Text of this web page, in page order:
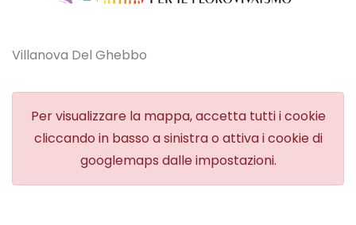
Villanova Del Ghebbo
Per visualizzare la mappa, accetta tutti i cookie
cliccando in basso a sinistra o attiva i cookie di
googlemaps dalle impostazioni.